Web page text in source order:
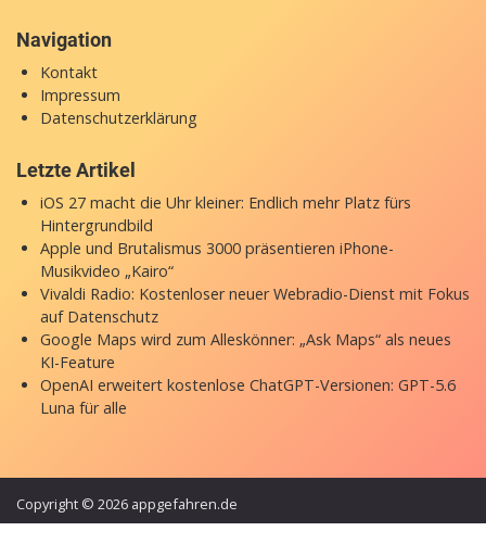
Navigation
Kontakt
Impressum
Datenschutzerklärung
Letzte Artikel
iOS 27 macht die Uhr kleiner: Endlich mehr Platz fürs
Hintergrundbild
Apple und Brutalismus 3000 präsentieren iPhone-
Musikvideo „Kairo“
Vivaldi Radio: Kostenloser neuer Webradio-Dienst mit Fokus
auf Datenschutz
Google Maps wird zum Alleskönner: „Ask Maps“ als neues
KI-Feature
OpenAI erweitert kostenlose ChatGPT-Versionen: GPT-5.6
Luna für alle
Copyright © 2026 appgefahren.de